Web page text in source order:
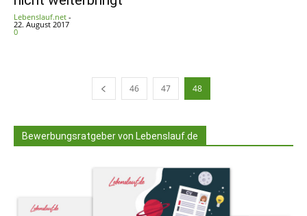
Lebenslauf.net -
22. August 2017
0
46 47 48
Bewerbungsratgeber von Lebenslauf.de